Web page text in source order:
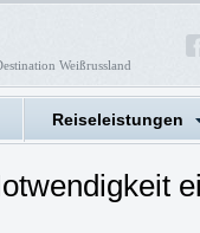
Weißrussland
Reiseleistungen